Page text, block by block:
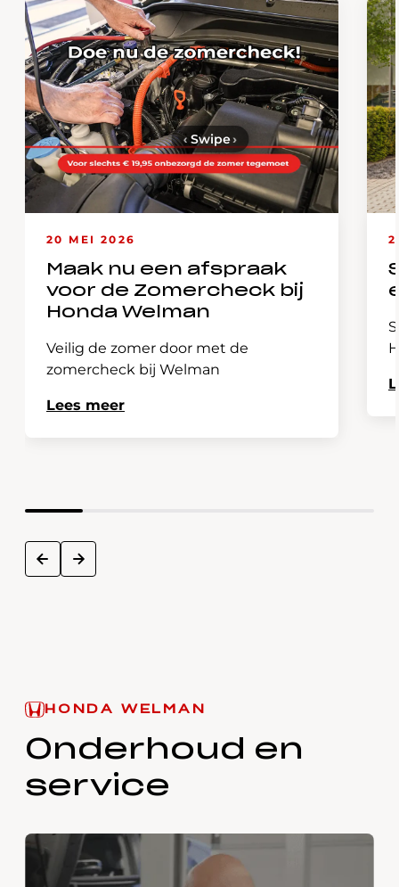
20 MEI 2026
Maak nu een afspraak
voor de Zomercheck bij
Honda Welman
Veilig de zomer door met de
zomercheck bij Welman
Lees meer
prev next
‹ Swipe›
HONDA WELMAN
Onderhoud en
service